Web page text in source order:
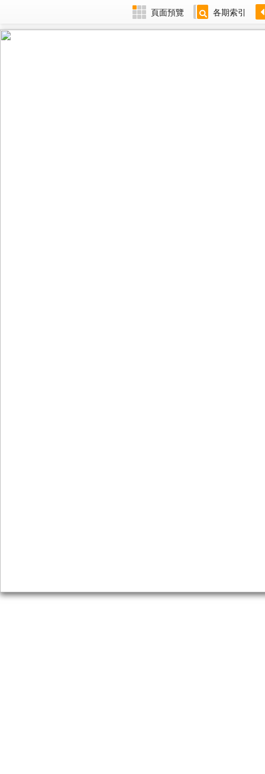
頁面預覽 各期索引